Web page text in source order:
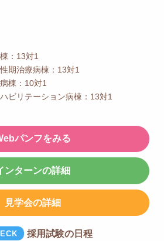
：13対1
期治療病棟：13対1
棟：10対1
ビリテーション病棟：13対1
パンフをみる
ンターンの詳細
見学会の詳細
採用試験の日程